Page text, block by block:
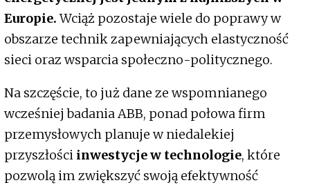
Europie.Wciąż pozostaje wiele do poprawy w
obszarze technik zapewniających elastyczność
sieci oraz wsparcia społeczno-politycznego.
Na szczęście, to już dane ze wspomnianego
wcześniej badania ABB, ponad połowa firm
przemysłowych planuje w niedalekiej
przyszłości inwestycje w technologie, które
pozwolą im zwiększyć swoją efektywność